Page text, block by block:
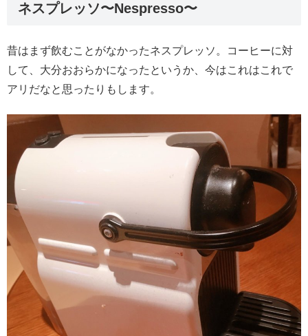
ネスプレッソ〜Nespresso〜
昔はまず飲むことがなかったネスプレッソ。コーヒーに対
して、大分おおらかになったというか、今はこれはこれで
アリだなと思ったりもします。